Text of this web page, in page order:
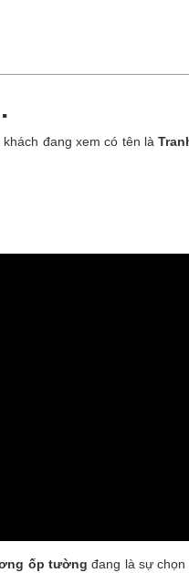
khách đang xem có tên là
ốp tường đang là sự